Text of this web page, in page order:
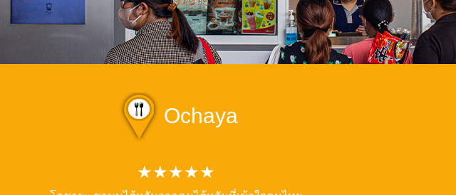
Ochaya
★★★★★